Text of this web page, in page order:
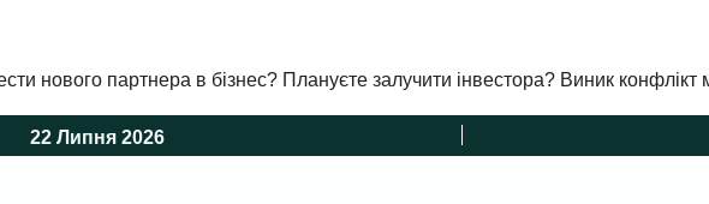
нового партнера в бізнес? Плануєте залучити інвестора? Виник конфлікт
22 Липня 2026